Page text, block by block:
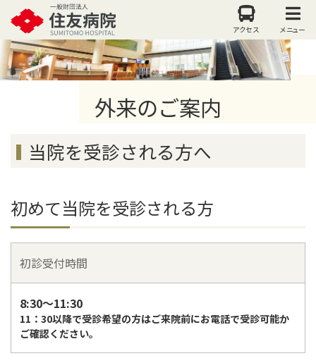
アクセス メニュー
外来のご案内
当院を受診される方へ
初めて当院を受診される方
初診受付時間
8:30～11:30
11：30以降で受診希望の方はご来院前にお電話で受診可能か
ご確認ください。